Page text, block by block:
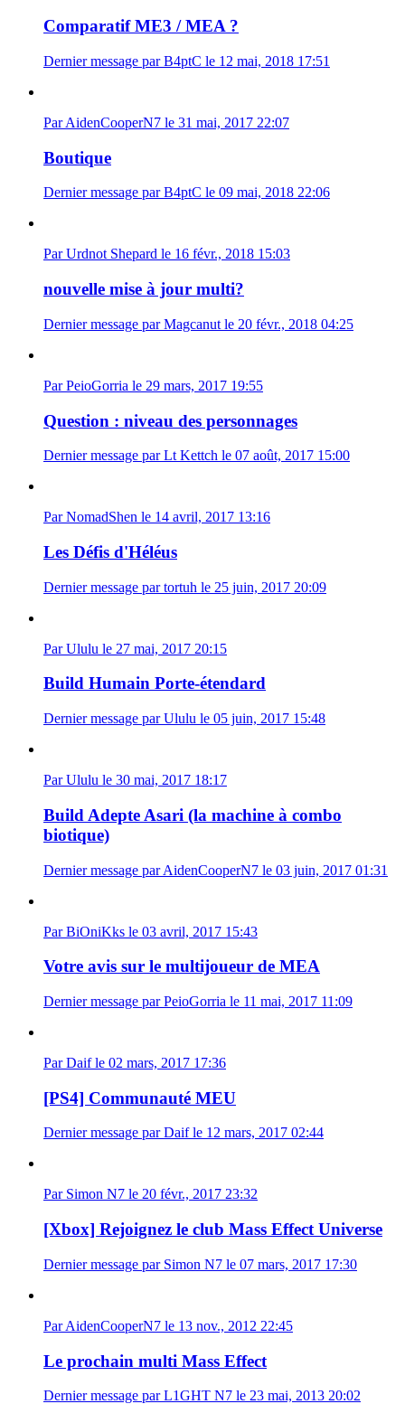
Comparatif ME3 / MEA ?
Dernier message par B4ptC le 12 mai, 2018 17:51
Par AidenCooperN7 le 31 mai, 2017 22:07
Boutique
Dernier message par B4ptC le 09 mai, 2018 22:06
Par Urdnot Shepard le 16 févr., 2018 15:03
nouvelle mise à jour multi?
Dernier message par Magcanut le 20 févr., 2018 04:25
Par PeioGorria le 29 mars, 2017 19:55
Question : niveau des personnages
Dernier message par Lt Kettch le 07 août, 2017 15:00
Par NomadShen le 14 avril, 2017 13:16
Les Défis d'Héléus
Dernier message par tortuh le 25 juin, 2017 20:09
Par Ululu le 27 mai, 2017 20:15
Build Humain Porte-étendard
Dernier message par Ululu le 05 juin, 2017 15:48
Par Ululu le 30 mai, 2017 18:17
Build Adepte Asari (la machine à combo
biotique)
Dernier message par AidenCooperN7 le 03 juin, 2017 01:31
Par BiOniKks le 03 avril, 2017 15:43
Votre avis sur le multijoueur de MEA
Dernier message par PeioGorria le 11 mai, 2017 11:09
Par Daif le 02 mars, 2017 17:36
[PS4] Communauté MEU
Dernier message par Daif le 12 mars, 2017 02:44
Par Simon N7 le 20 févr., 2017 23:32
[Xbox] Rejoignez le club Mass Effect Universe
Dernier message par Simon N7 le 07 mars, 2017 17:30
Par AidenCooperN7 le 13 nov., 2012 22:45
Le prochain multi Mass Effect
Dernier message par L1GHT N7 le 23 mai, 2013 20:02